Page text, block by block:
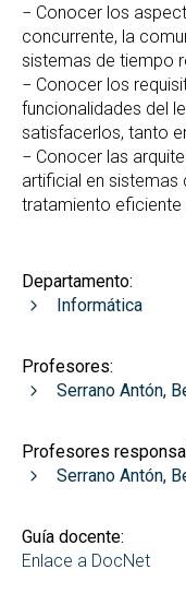
− Conocer los
concurrente, la
sistemas de tiempo
− Conocer los
funcionalidades del
satisfacerlos, tanto
− Conocer las
artificial en sistemas
tratamiento eficiente
Departamento:
Informática
Profesores:
Serrano Antón,
Profesores
Serrano Antón,
Guía docente:
Enlace a DocNet